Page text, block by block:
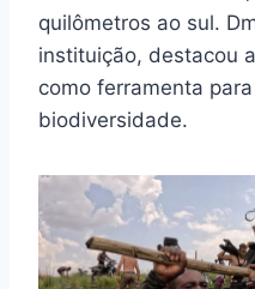
quilômetros ao sul.
instituição, destacou
como ferramenta
biodiversidade.